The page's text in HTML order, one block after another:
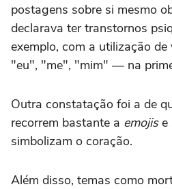
postagens sobre si mesmo
declarava ter transtornos
exemplo, com a utilização
"eu", "me", "mim" — na
Outra constatação foi a de
recorrem bastante a emojise
simbolizam o coração.
Além disso, temas como